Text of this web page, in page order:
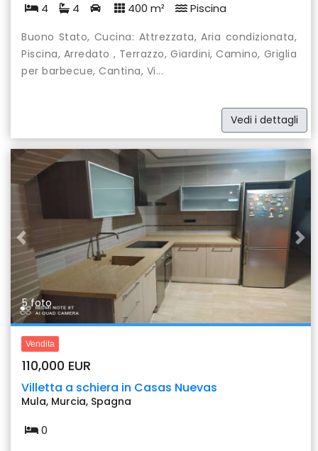
4 4 400 m² Piscina
Buono Stato, Cucina: Attrezzata, Aria condizionata,
Piscina, Arredato , Terrazzo, Giardini, Camino, Griglia
per barbecue, Cantina, Vi...
Vedi i dettagli
Previous
5 foto
Vendita
110,000 EUR
Villetta a schiera in Casas Nuevas
Mula, Murcia, Spagna
0